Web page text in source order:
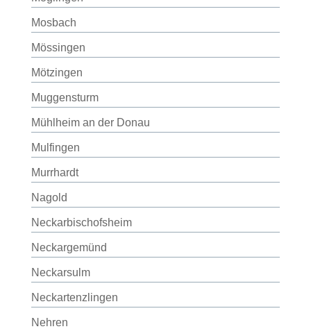
Mosbach
Mössingen
Mötzingen
Muggensturm
Mühlheim an der Donau
Mulfingen
Murrhardt
Nagold
Neckarbischofsheim
Neckargemünd
Neckarsulm
Neckartenzlingen
Nehren